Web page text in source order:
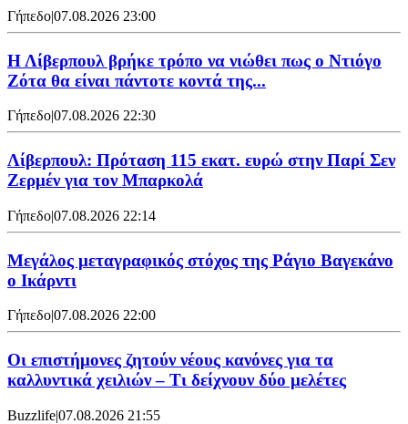
Γήπεδο|07.08.2026 23:00
Η Λίβερπουλ βρήκε τρόπο να νιώθει πως ο Ντιόγο
Ζότα θα είναι πάντοτε κοντά της...
Γήπεδο|07.08.2026 22:30
Λίβερπουλ: Πρόταση 115 εκατ. ευρώ στην Παρί Σεν
Ζερμέν για τον Μπαρκολά
Γήπεδο|07.08.2026 22:14
Μεγάλος μεταγραφικός στόχος της Ράγιο Βαγεκάνο
ο Ικάρντι
Γήπεδο|07.08.2026 22:00
Οι επιστήμονες ζητούν νέους κανόνες για τα
καλλυντικά χειλιών – Τι δείχνουν δύο μελέτες
Buzzlife|07.08.2026 21:55